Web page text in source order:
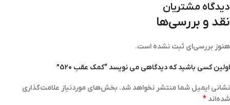
دیدگاه مشتریان
نقد و بررسی‌ها
هنوز بررسی‌ای ثبت نشده است.
اولین کسی باشید که دیدگاهی می نویسد “کمک عقب 520”
نشانی ایمیل شما منتشر نخواهد شد. بخش‌های موردنیاز علامت‌گذاری
شده‌اند *